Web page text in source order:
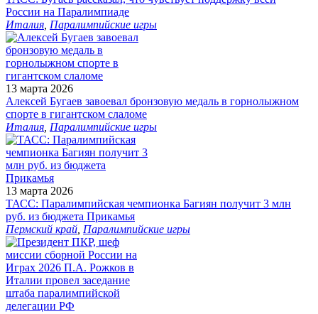
России на Паралимпиаде
Италия Паралимпийские игры
13 марта 2026
Алексей Бугаев завоевал бронзовую медаль в горнолыжном
спорте в гигантском слаломе
Италия Паралимпийские игры
13 марта 2026
ТАСС: Паралимпийская чемпионка Багиян получит 3 млн
руб. из бюджета Прикамья
Пермский край Паралимпийские игры